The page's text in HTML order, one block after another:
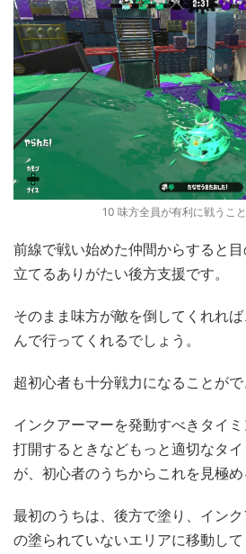
10 味方全員が有利に戦うこ
前線で戦い始めた仲間からすると
立てるありがたい後方支援です。
そのまま味方が敵を倒してくれれ
んで行ってくれるでしょう。
超初心者も十分戦力になることがで
インクアーマーを発動すべきタイ
打開するときなどもっと適切なタ
が、初心者のうちからこれを見極め
最初のうちは、後方で塗り、イン
の塗られていないエリアに移動し